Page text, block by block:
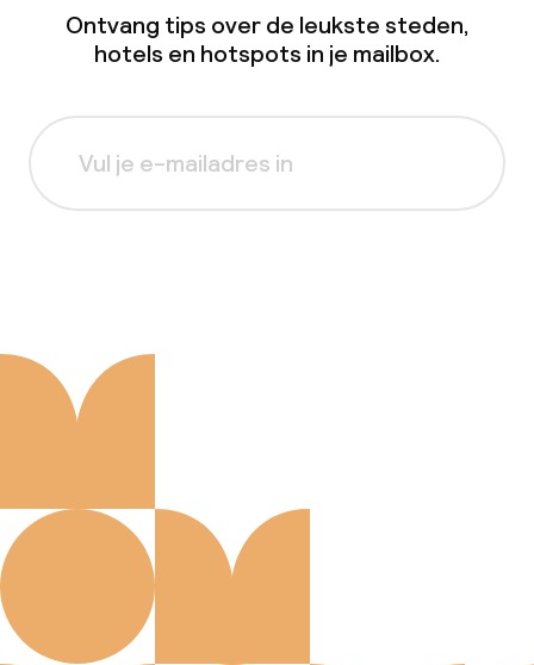
Ontvang tips over de leukste steden,
hotels en hotspots in je mailbox.